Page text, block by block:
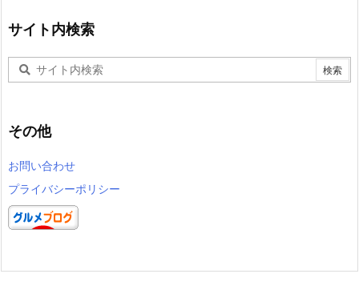
サイト内検索
その他
お問い合わせ
プライバシーポリシー